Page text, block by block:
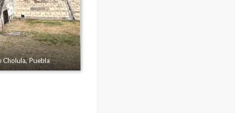
Cholula, Puebla